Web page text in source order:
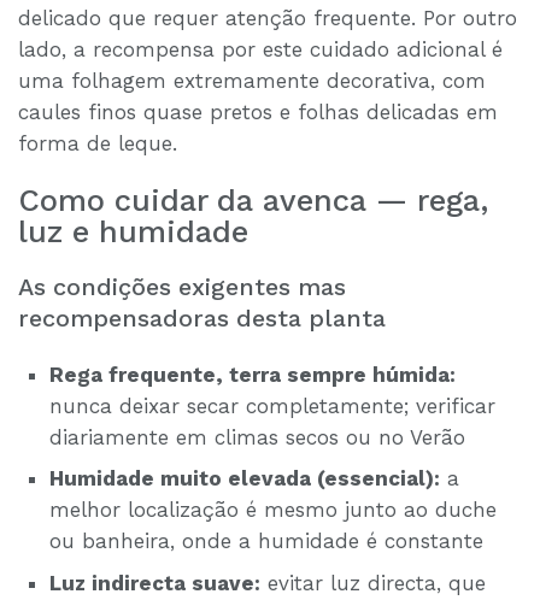
delicado que requer atenção frequente. Por outro
lado, a recompensa por este cuidado adicional é
uma folhagem extremamente decorativa, com
caules finos quase pretos e folhas delicadas em
forma de leque.
Como cuidar da avenca — rega,
luz e humidade
As condições exigentes mas
recompensadoras desta planta
Rega frequente, terra sempre húmida:
nunca deixar secar completamente; verificar
diariamente em climas secos ou no Verão
Humidade muito elevada (essencial): a
melhor localização é mesmo junto ao duche
ou banheira, onde a humidade é constante
Luz indirecta suave: evitar luz directa, que